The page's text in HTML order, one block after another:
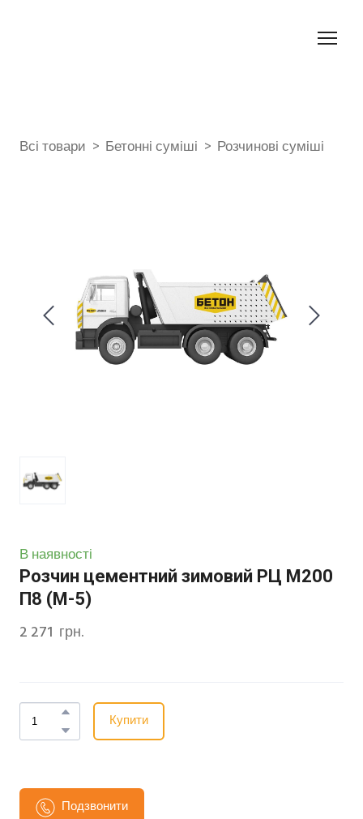
Всі товари Бетонні суміші Розчинові суміші
В наявності
Розчин цементний зимовий РЦ М200
П8 (М-5)
2 271  грн.
Купити
Подзвонити